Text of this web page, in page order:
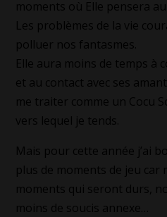
moments où Elle pensera
Les problèmes de la vie
polluer nos fantasmes.
Elle aura moins de temps à
et au contact avec ses
me traiter comme un Cocu
vers lequel je tends.
Mais pour cette année j’ai
plus de moments de jeu car
moments qui seront durs,
moins de soucis annexe…